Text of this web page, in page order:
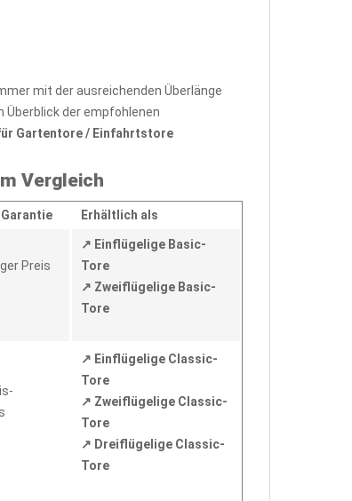
mit der ausreichenden Überlänge
Überblick der empfohlenen
Gartentore / Einfahrtstore
Vergleich
Erhältlich als
Preis
↗ Einflügelige Basic-
Tore
↗ Zweiflügelige Basic-
Tore
↗ Einflügelige Classic-
Tore
↗ Zweiflügelige Classic-
Tore
↗ Dreiflügelige Classic-
Tore